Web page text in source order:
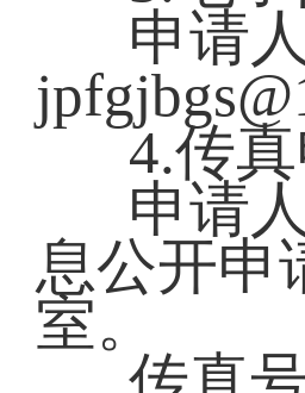
申请
4.传
申请
息公开申
室。